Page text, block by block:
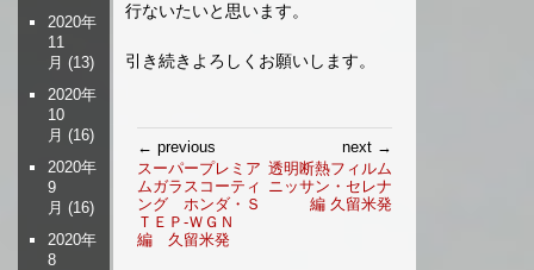
行ないたいと思います。
引き続きよろしくお願いします。
稿
ナ
ビ
ゲ
← previous
スーパープレミア
ムガラスコーティ
ング ホンダ・Ｓ
ＴＥＰ-ＷＧＮ
編 久留米発
next →
透明断熱フィルム
ニッサン・セレナ
編 久留米発
2020年
11
月 (13)
2020年
10
月 (16)
2020年
9
月 (16)
2020年
8